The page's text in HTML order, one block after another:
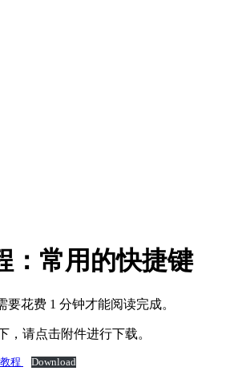
：常用的快捷键
要花费 1 分钟才能阅读完成。
，请点击附件进行下载。
程 Download